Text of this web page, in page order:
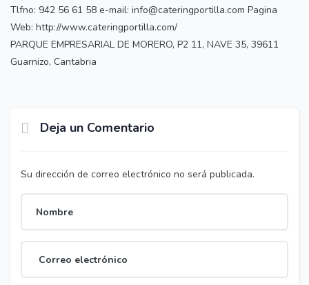
Tlfno: 942 56 61 58 e-mail: info@cateringportilla.com Pagina
Web: http://www.cateringportilla.com/
PARQUE EMPRESARIAL DE MORERO, P2 11, NAVE 35, 39611
Guarnizo, Cantabria
Deja un Comentario
Su dirección de correo electrónico no será publicada.